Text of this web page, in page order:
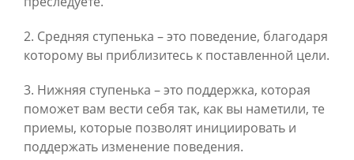
2. Средняя ступенька – это поведение, благодаря
которому вы приблизитесь к поставленной цели.
3. Нижняя ступенька – это поддержка, которая
поможет вам вести себя так, как вы наметили, те
приемы, которые позволят инициировать и
поддержать изменение поведения.